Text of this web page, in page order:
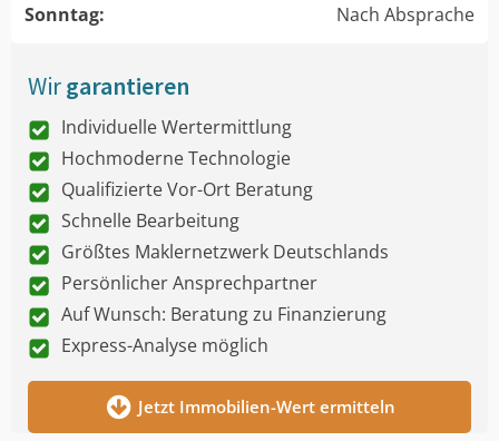
Sonntag:
Nach Absprache
Wirgarantieren
Individuelle Wertermittlung
Hochmoderne Technologie
Qualifizierte Vor-Ort Beratung
Schnelle Bearbeitung
Größtes Maklernetzwerk Deutschlands
Persönlicher Ansprechpartner
Auf Wunsch: Beratung zu Finanzierung
Express-Analyse möglich
Jetzt Immobilien-Wert ermitteln